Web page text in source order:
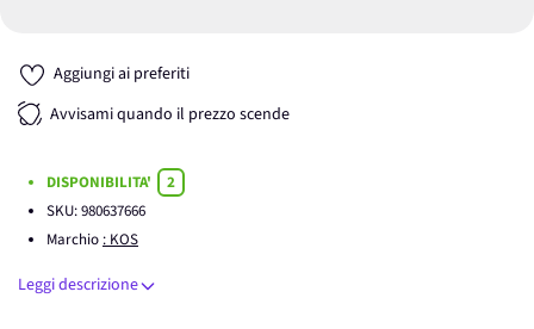
Aggiungi ai preferiti
Avvisami quando il prezzo scende
DISPONIBILITA'
2
SKU:980637666
Marchio : KOS
Leggi descrizione